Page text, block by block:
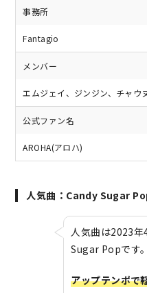
事務所
Fantagio
メンバー
エムジェイ、ジンジン、チャウ
公式ファン名
AROHA(アロハ)
人気曲：Candy Sugar
人気曲は2023年
Sugar Popです。
アップテンポで